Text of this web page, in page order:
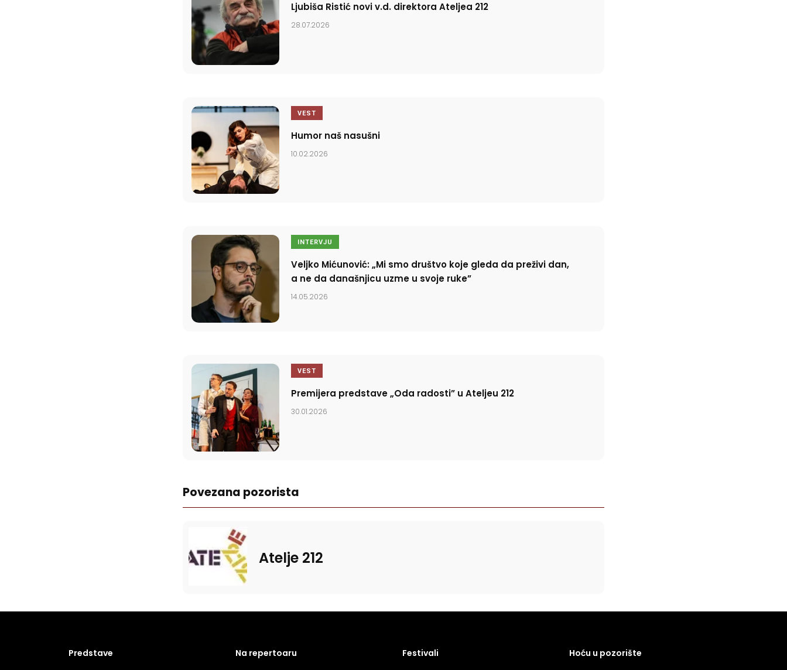
Ljubiša Ristić novi v.d. direktora Ateljea 212
28.07.2026
VEST
Humor naš nasušni
10.02.2026
INTERVJU
Veljko Mićunović: „Mi smo društvo koje gleda da preživi dan,
a ne da današnjicu uzme u svoje ruke”
14.05.2026
VEST
Premijera predstave „Oda radosti” u Ateljeu 212
30.01.2026
Povezana pozorista
Atelje 212
Predstave Na repertoaru Festivali Hoću u pozorište